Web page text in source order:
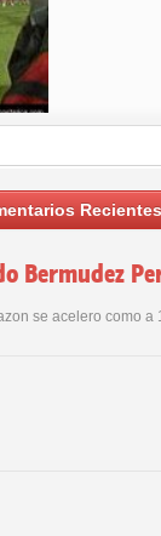
Recientes
Bermudez
se acelero como a